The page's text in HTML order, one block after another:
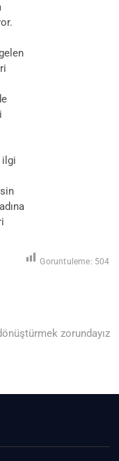
ilgi
Goruntuleme: 504
zorundayız